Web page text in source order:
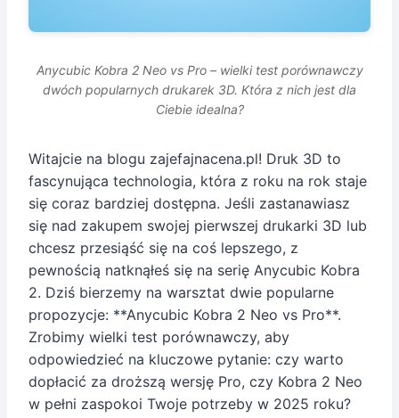
Anycubic Kobra 2 Neo vs Pro – wielki test porównawczy
dwóch popularnych drukarek 3D. Która z nich jest dla
Ciebie idealna?
Witajcie na blogu zajefajnacena.pl! Druk 3D to
fascynująca technologia, która z roku na rok staje
się coraz bardziej dostępna. Jeśli zastanawiasz
się nad zakupem swojej pierwszej drukarki 3D lub
chcesz przesiąść się na coś lepszego, z
pewnością natknąłeś się na serię Anycubic Kobra
2. Dziś bierzemy na warsztat dwie popularne
propozycje: **Anycubic Kobra 2 Neo vs Pro**.
Zrobimy wielki test porównawczy, aby
odpowiedzieć na kluczowe pytanie: czy warto
dopłacić za droższą wersję Pro, czy Kobra 2 Neo
w pełni zaspokoi Twoje potrzeby w 2025 roku?